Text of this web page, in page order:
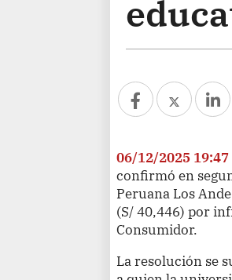
06/12/2025 19:47
confirmó en
Peruana Los
(S/ 40,446) por
Consumidor.
La resolución se